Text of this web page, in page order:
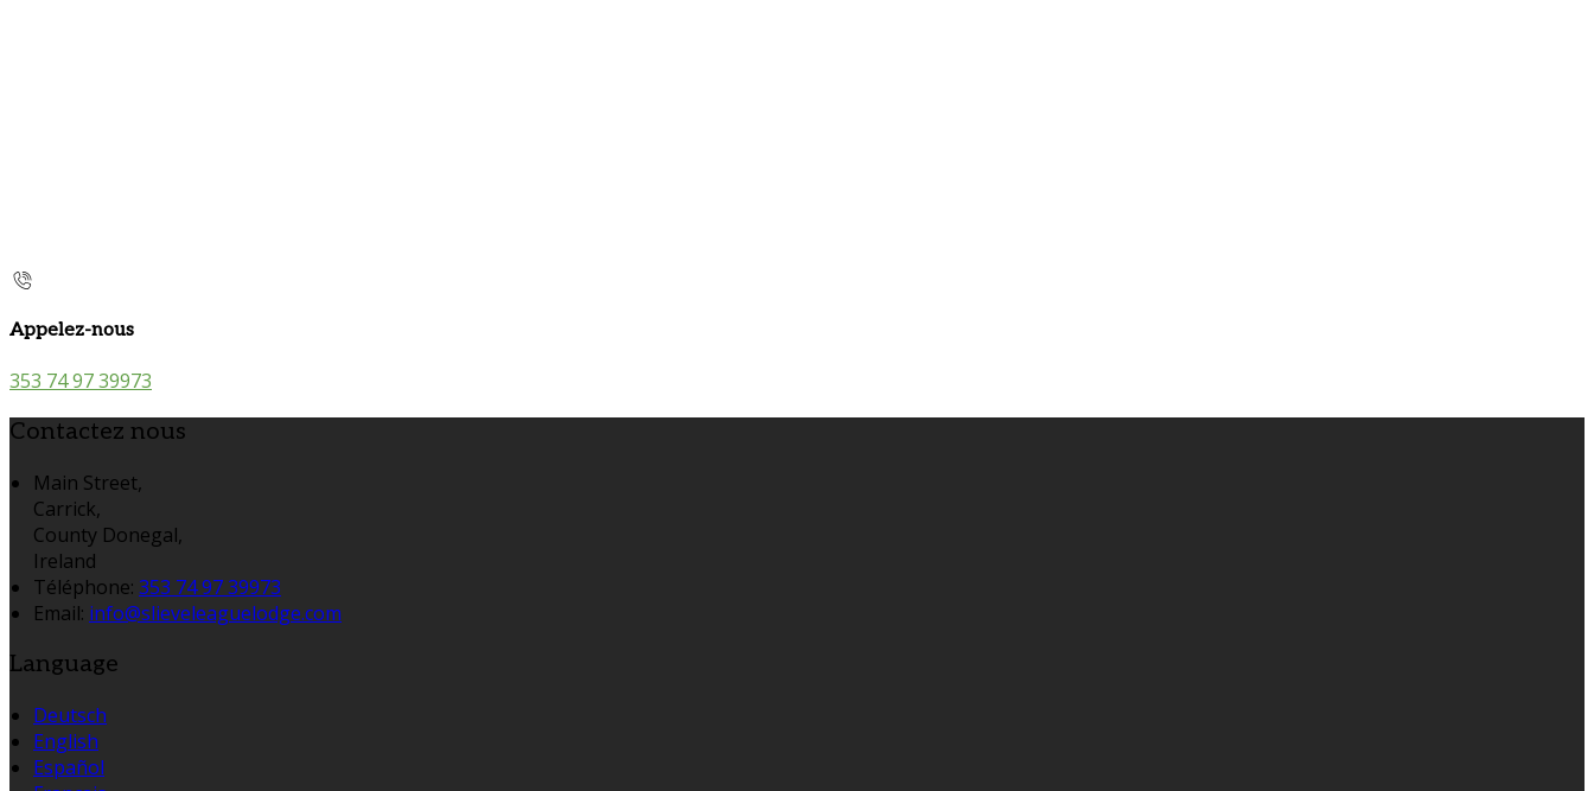
Appelez-nous
353 74 97 39973
Contactez nous
Main Street,
Carrick,
County Donegal,
Ireland
Téléphone: 353 74 97 39973
Email: info@slieveleaguelodge.com
Language
Deutsch
English
Español